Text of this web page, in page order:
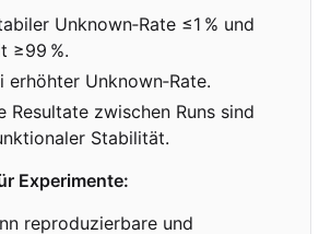
Unknown‑Rate ≤1 % und
≥99 %.
erhöhter Unknown‑Rate.
Resultate zwischen Runs sind
Stabilität.
Experimente:
reproduzierbare und